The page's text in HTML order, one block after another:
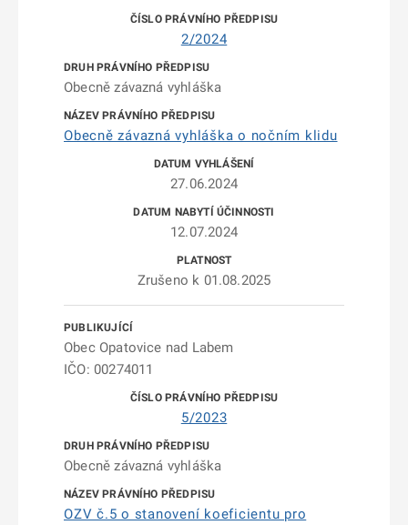
2/2024
Obecně závazná vyhláška
Obecně závazná vyhláška o nočním klidu
27.06.2024
12.07.2024
Zrušeno k 01.08.2025
Obec Opatovice nad Labem
IČO: 00274011
5/2023
Obecně závazná vyhláška
OZV č.5 o stanovení koeficientu pro